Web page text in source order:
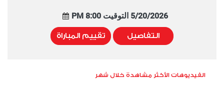
5/20/2026 التوقيت 8:00 PM
التفاصيل تقييم المباراة
الفيديوهات الأكثر مشاهدة خلال شهر